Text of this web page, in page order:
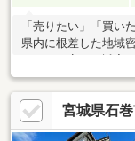
「売りたい」「買い
県内に根差した地域
宮城県石